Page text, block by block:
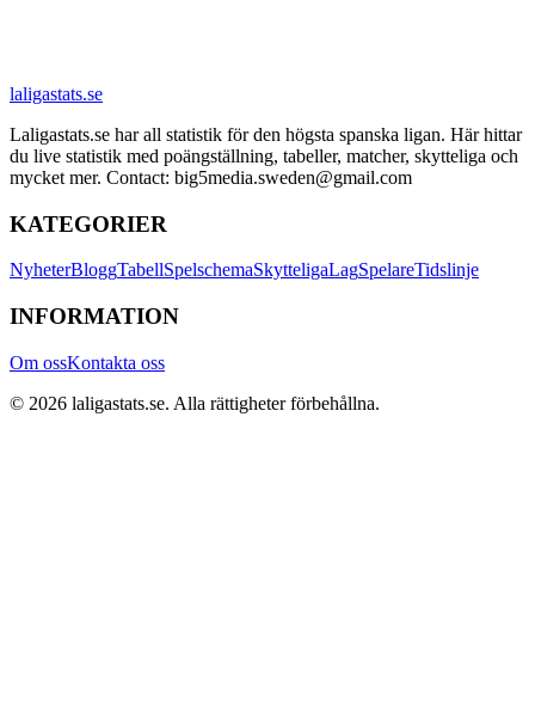
laligastats.se
Laligastats.se har all statistik för den högsta spanska ligan. Här hittar
du live statistik med poängställning, tabeller, matcher, skytteliga och
mycket mer. Contact: big5media.sweden@gmail.com
KATEGORIER
NyheterBloggTabellSpelschemaSkytteligaLagSpelareTidslinje
INFORMATION
Om ossKontakta oss
© 2026 laligastats.se. Alla rättigheter förbehållna.